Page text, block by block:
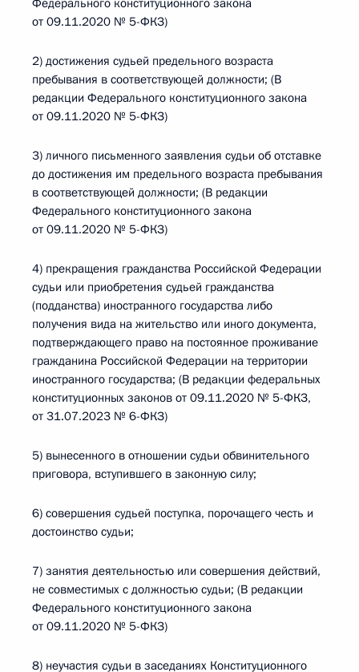
Федерального конституционного закона
от 09.11.2020 № 5-ФКЗ)
2) достижения судьей предельного возраста
пребывания в соответствующей должности; (В
редакции Федерального конституционного закона
от 09.11.2020 № 5-ФКЗ)
3) личного письменного заявления судьи об отставке
до достижения им предельного возраста пребывания
в соответствующей должности; (В редакции
Федерального конституционного закона
от 09.11.2020 № 5-ФКЗ)
4) прекращения гражданства Российской Федерации
судьи или приобретения судьей гражданства
(подданства) иностранного государства либо
получения вида на жительство или иного документа,
подтверждающего право на постоянное проживание
гражданина Российской Федерации на территории
иностранного государства; (В редакции федеральных
конституционных законов от 09.11.2020 № 5-ФКЗ,
от 31.07.2023 № 6-ФКЗ)
5) вынесенного в отношении судьи обвинительного
приговора, вступившего в законную силу;
6) совершения судьей поступка, порочащего честь и
достоинство судьи;
7) занятия деятельностью или совершения действий,
не совместимых с должностью судьи; (В редакции
Федерального конституционного закона
от 09.11.2020 № 5-ФКЗ)
8) неучастия судьи в заседаниях Конституционного